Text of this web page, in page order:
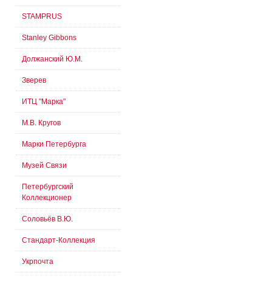
STAMPRUS
Stanley Gibbons
Должанский Ю.М.
Зверев
ИТЦ "Марка"
М.В. Кругов
Марки Петербурга
Музей Связи
Петербургский
Коллекционер
Соловьёв В.Ю.
Стандарт-Коллекция
Укрпочта